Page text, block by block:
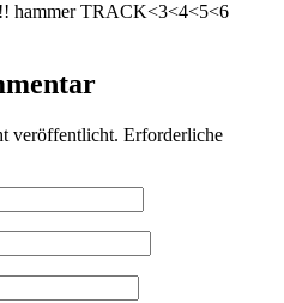
hammer TRACK<3<4<5<6
veröffentlicht. Erforderliche